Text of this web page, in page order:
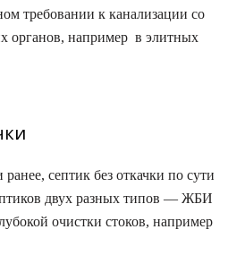
требовании к канализации со
органов, например в элитных
септик без откачки по сути
двух разных типов — ЖБИ
очистки стоков, например